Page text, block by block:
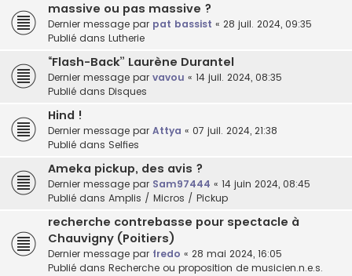
massive ou pas massive ?
Dernier message par pat bassist « 28 juil. 2024, 09:35
Publié dans Lutherie
“Flash-Back” Laurène Durantel
Dernier message par vavou « 14 juil. 2024, 08:35
Publié dans Disques
Hind !
Dernier message par Attya « 07 juil. 2024, 21:38
Publié dans Selfies
Ameka pickup, des avis ?
Dernier message par Sam97444 « 14 juin 2024, 08:45
Publié dans Amplis / Micros / Pickup
recherche contrebasse pour spectacle à
Chauvigny (Poitiers)
Dernier message par fredo « 28 mai 2024, 16:05
Publié dans Recherche ou proposition de musicien.n.e.s.